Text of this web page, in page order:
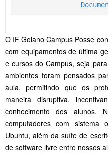
O IF Goiano Campus Posse
com equipamentos de última
e cursos do Campus, seja
ambientes foram pensados
aula, permitindo que os
maneira disruptiva,
conhecimento dos alunos.
computadores com sistema
Ubuntu, além da suíte de
de software livre entre nossos